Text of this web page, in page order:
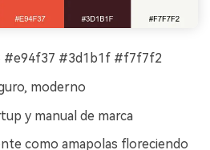
#e94f37 #3d1b1f #f7f7f2
moderno
y manual de marca
como amapolas floreciendo